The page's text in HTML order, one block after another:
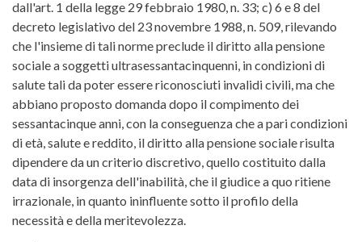
dall'art. 1 della legge 29 febbraio 1980, n. 33; c) 6 e 8 del
decreto legislativo del 23 novembre 1988, n. 509, rilevando
che l'insieme di tali norme preclude il diritto alla pensione
sociale a soggetti ultrasessantacinquenni, in condizioni di
salute tali da poter essere riconosciuti invalidi civili, ma che
abbiano proposto domanda dopo il compimento dei
sessantacinque anni, con la conseguenza che a pari condizioni
di età, salute e reddito, il diritto alla pensione sociale risulta
dipendere da un criterio discretivo, quello costituito dalla
data di insorgenza dell'inabilità, che il giudice a quo ritiene
irrazionale, in quanto ininfluente sotto il profilo della
necessità e della meritevolezza.